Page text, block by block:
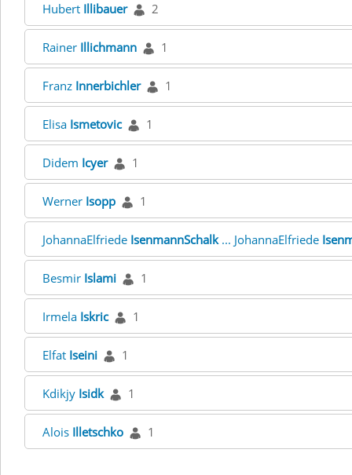
Hubert Illibauer 2
Rainer Illichmann 1
Franz Innerbichler 1
Elisa Ismetovic 1
Didem Icyer 1
Werner Isopp 1
JohannaElfriede IsenmannSchalk... JohannaElfriede
Besmir Islami 1
Irmela Iskric 1
Elfat Iseini 1
Kdikjy Isidk 1
Alois Illetschko 1